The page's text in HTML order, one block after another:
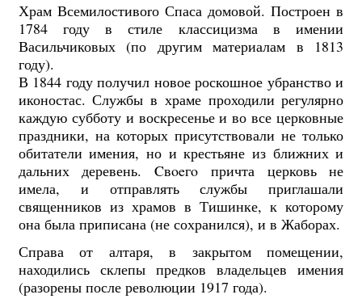
Храм Всемилостивоrо Спаса домовой. Построен в
1784 году в стиле классицизма в имении
Васильчиковых (по другим материалам в 1813
году).
В 1844 году получил новое роскошное убранство и
иконостас. Службы в храме проходили регулярно
каждую субботу и воскресенье и во все церковные
праздники, на которых присутствовали не только
обитатели имения, но и крестьяне из ближних и
дальних деревень. Cвoeгo причта церковь не
имела, и отправлять службы приглашали
священников из храмов в Тишинке, к которому
она была приписана (не сохранился), и в Жаборах.
Справа от алтаря, в закрытом помещении,
находились склепы предков владельцев имения
(разорены после революции 1917 года).